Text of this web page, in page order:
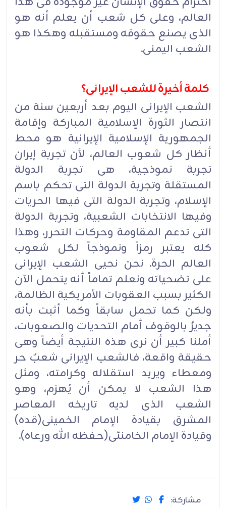
العالم، وعلى کل شعب أن یعلم أنه هو
الذی یصنع حقوقه ومستقبله وهکذا هو
الشعب الیمنی.
کلمة أخیرة للشعب الإیرانی؟
الشعب الإیرانی الیوم بعد أربعین سنة من
انتصار الثورة الإسلامیة المبارکة وإقامة
الجمهوریة الإسلامیة الإیرانیة هو محط
أنظار کل شعوب العالم، لأن تجربة إیران
تجربة نموذجیة، هی تجربة الدولة
المستقلة وتجربة الدولة التی تحکم باسم
الإسلام، وتجربة الدولة التی فیها الحریات
وفیها الانتخابات الشعبیة، وتجربة الدولة
التی تدعم المقاومة وحرکات التحرر، وهذا
کله یعتبر رمزاً ونموذجاً لکل شعوب
العالم الحرة. نحن نحیی الشعب الإیرانی
على تضحیاته ونعلم تماماً أنه یتحمل الآن
الکثیر بسبب العقوبات الأمریکیة الظالمة،
ولکن کما تحمل سابقاً وکما أثبت بأنه
جدیرٌ بالوقوف أمام التحدیات والصعوبات،
أملنا کبیر أن نرى هذه النتیجة أیضاً وهی
حقیقة واقعة، فالشعب الإیرانی شعبٌ حر
ومعطاء ویرید استقلاله وکرامته، ومثل
هذا الشعب لا یمکن أن یُهزم، وهو
الشعب الذی لدیه تاریخه المعاصر
المشرق بقیادة الإمام الخمینی(قده)
وقیادة الإمام الخامنئی(حفظه الله ورعاه).
مشاركة: